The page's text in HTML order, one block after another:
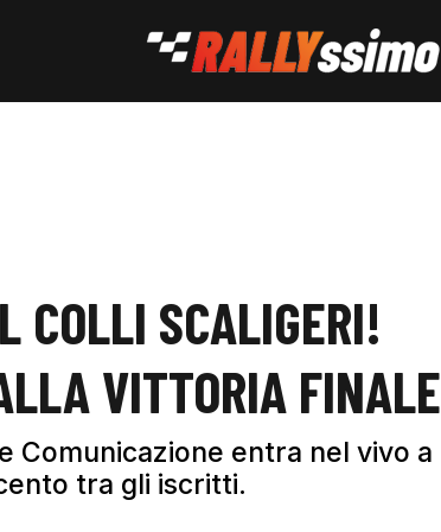
COLLI SCALIGERI!
VITTORIA FINALE
Comunicazione entra nel vivo a
tra gli iscritti.